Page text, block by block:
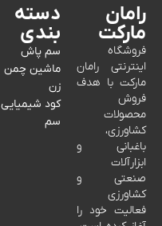
رامان
مارکت
فروشگاه
اینترنتی رامان
مارکت با هدف
فروش
محصولات
کشاورزی،
باغبانی و
ابزارآلات
صنعتی و
کشاورزی
فعالیت خود را
دسته
بندی
سم پاش
ماشین چمن
زن
کود شیمیایی
سم